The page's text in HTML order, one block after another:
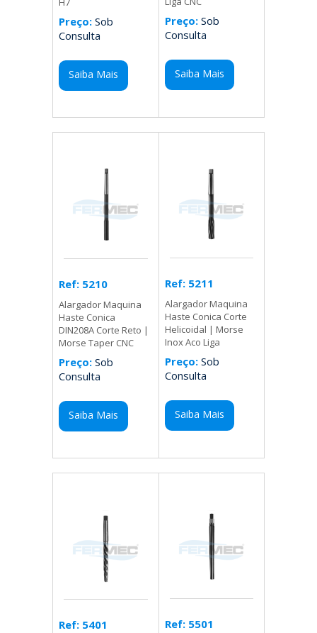
Preço: Sob
Consulta
Saiba Mais
Preço:Sob
Consulta
Saiba Mais
Ref: 5210
Alargador Maquina
Haste Conica
DIN208A Corte Reto |
Morse Taper CNC
Preço: Sob
Consulta
Saiba Mais
Ref: 5211
Alargador Maquina
Haste Conica Corte
Helicoidal | Morse
Inox Aco Liga
Preço:Sob
Consulta
Saiba Mais
Ref: 5401 Ref: 5501